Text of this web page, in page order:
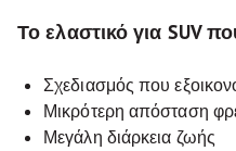
Το ελαστικό για SUV
Σχεδιασμός που
Μικρότερη απόσταση
Μεγάλη διάρκεια ζωής